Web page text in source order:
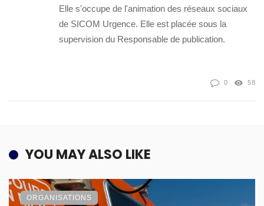
Elle s'occupe de l'animation des réseaux sociaux
de SICOM Urgence. Elle est placée sous la
supervision du Responsable de publication.
0 58
YOU MAY ALSO LIKE
ORGANISATIONS